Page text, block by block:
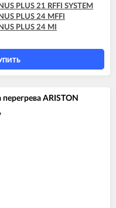
PLUS 21 RFFI SYSTEM
PLUS 24 MFFI
PLUS 24 MI
PLUS 28 MFFI
PLUS 28 MI
PLUS 28 RFFI SYSTEM
PLUS 31 MFFI
PLUS 31 RI SYSTEM
ARISTON